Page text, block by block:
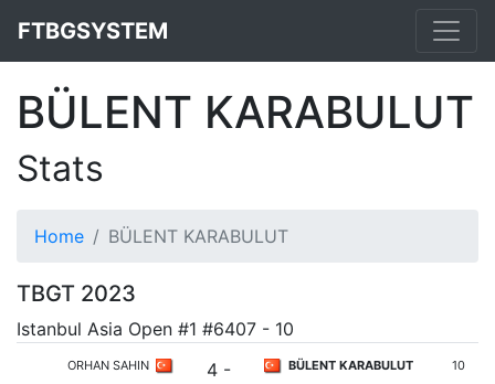
FTBGSYSTEM
BÜLENT KARABULUT
Stats
Home BÜLENT KARABULUT
TBGT 2023
Istanbul Asia Open #1 #6407 - 10
ORHAN SAHIN
4 -
BÜLENT KARABULUT 10